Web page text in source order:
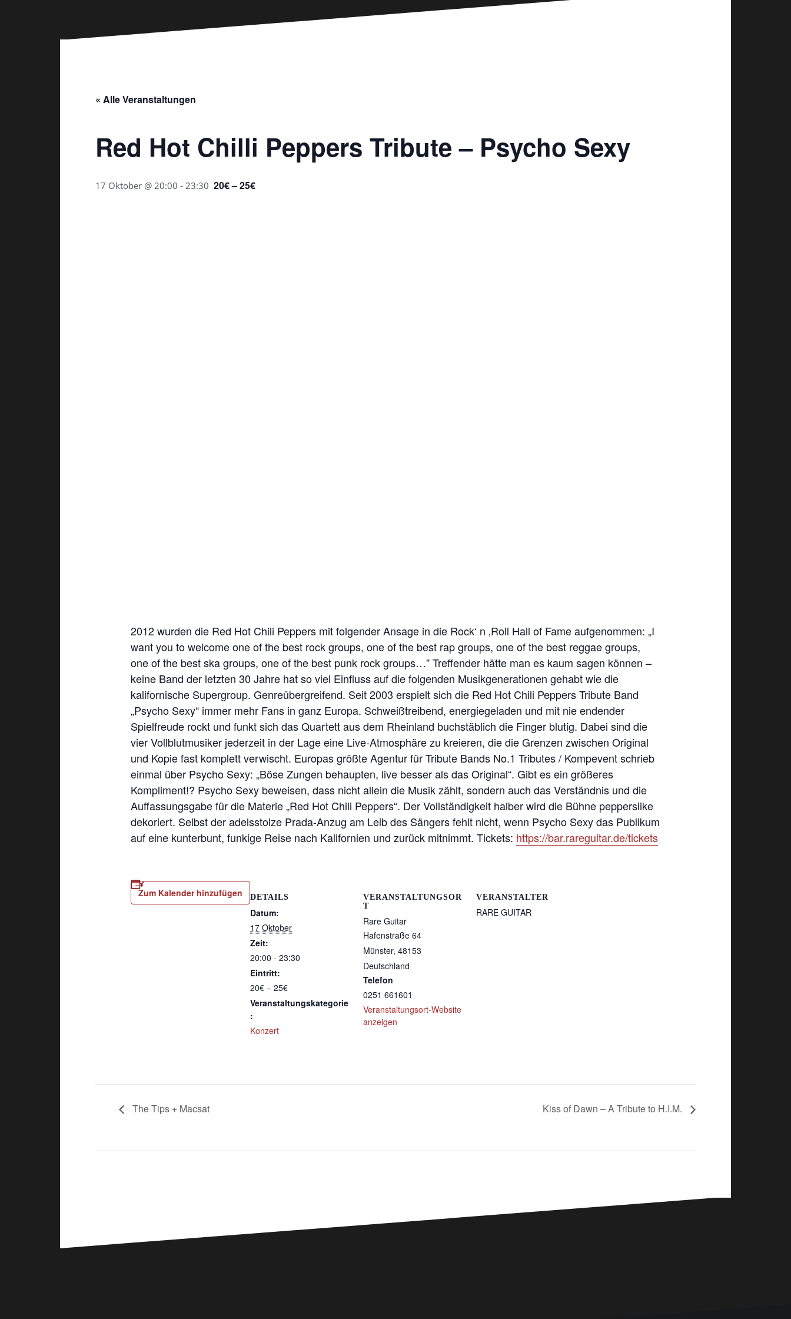
« Alle Veranstaltungen
Red Hot Chilli Peppers Tribute – Psycho Sexy
17 Oktober @ 20:00 - 23:30 20€ – 25€
2012 wurden die Red Hot Chili Peppers mit folgender Ansage in die Rock‘ n ‚Roll Hall of Fame aufgenommen: „I
want you to welcome one of the best rock groups, one of the best rap groups, one of the best reggae groups,
one of the best ska groups, one of the best punk rock groups…” Treffender hätte man es kaum sagen können –
keine Band der letzten 30 Jahre hat so viel Einfluss auf die folgenden Musikgenerationen gehabt wie die
kalifornische Supergroup. Genreübergreifend. Seit 2003 erspielt sich die Red Hot Chili Peppers Tribute Band
„Psycho Sexy“ immer mehr Fans in ganz Europa. Schweißtreibend, energiegeladen und mit nie endender
Spielfreude rockt und funkt sich das Quartett aus dem Rheinland buchstäblich die Finger blutig. Dabei sind die
vier Vollblutmusiker jederzeit in der Lage eine Live-Atmosphäre zu kreieren, die die Grenzen zwischen Original
und Kopie fast komplett verwischt. Europas größte Agentur für Tribute Bands No.1 Tributes / Kompevent schrieb
einmal über Psycho Sexy: „Böse Zungen behaupten, live besser als das Original“. Gibt es ein größeres
Kompliment!? Psycho Sexy beweisen, dass nicht allein die Musik zählt, sondern auch das Verständnis und die
Auffassungsgabe für die Materie „Red Hot Chili Peppers“. Der Vollständigkeit halber wird die Bühne pepperslike
dekoriert. Selbst der adelsstolze Prada-Anzug am Leib des Sängers fehlt nicht, wenn Psycho Sexy das Publikum
auf eine kunterbunt, funkige Reise nach Kalifornien und zurück mitnimmt. Tickets: https://bar.rareguitar.de/tickets
Zum Kalender hinzufügen DETAILS
Datum:
17 Oktober
Zeit:
20:00 - 23:30
Eintritt:
20€ – 25€
Veranstaltungskategorie
:
Konzert
VERANSTALTUNGSOR
T
Rare Guitar
Hafenstraße 64
Münster, 48153
Deutschland
Telefon
0251 661601
Veranstaltungsort-Website
anzeigen
VERANSTALTER
RARE GUITAR
The Tips + Macsat Kiss of Dawn – A Tribute to H.I.M.